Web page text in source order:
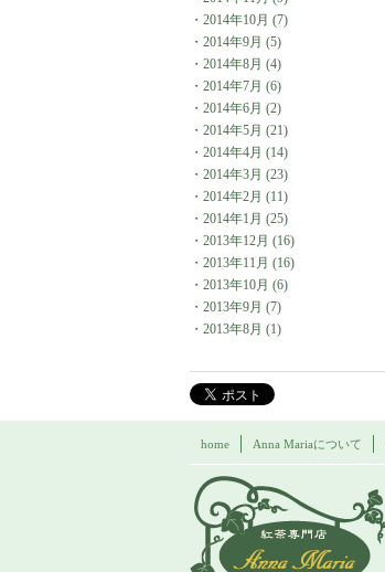
・ 2014年10月 (7)
・ 2014年9月 (5)
・ 2014年8月 (4)
・ 2014年7月 (6)
・ 2014年6月 (2)
・ 2014年5月 (21)
・ 2014年4月 (14)
・ 2014年3月 (23)
・ 2014年2月 (11)
・ 2014年1月 (25)
・ 2013年12月 (16)
・ 2013年11月 (16)
・ 2013年10月 (6)
・ 2013年9月 (7)
・ 2013年8月 (1)
home Anna Mariaについて